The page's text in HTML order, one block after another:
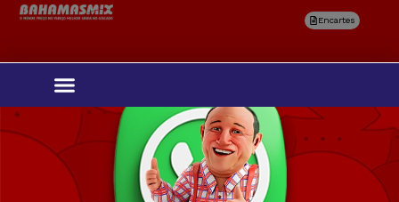
Encartes